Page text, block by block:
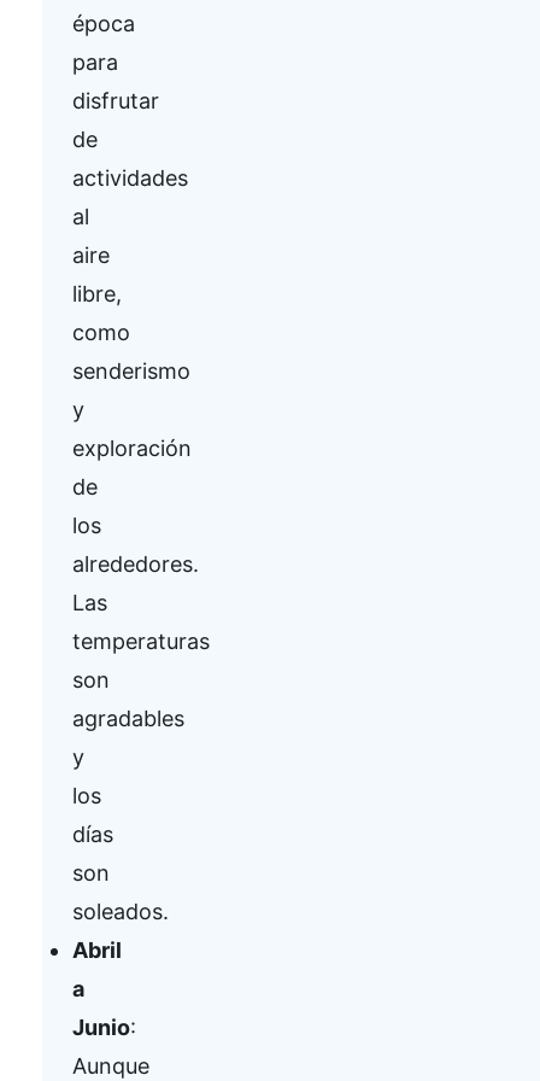
época
para
disfrutar
de
actividades
al
aire
libre,
como
senderismo
y
exploración
de
los
alrededores.
Las
temperaturas
son
agradables
y
los
días
son
soleados.
Abril
a
Junio:
Aunque